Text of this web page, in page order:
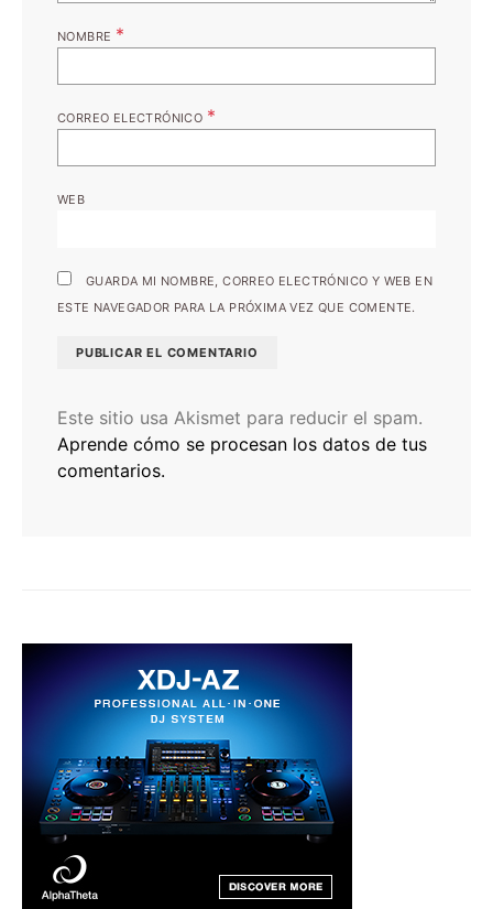
NOMBRE *
CORREO ELECTRÓNICO *
WEB
GUARDA MI NOMBRE, CORREO ELECTRÓNICO Y WEB EN
ESTE NAVEGADOR PARA LA PRÓXIMA VEZ QUE COMENTE.
Este sitio usa Akismet para reducir el spam.
Aprende cómo se procesan los datos de tus
comentarios.